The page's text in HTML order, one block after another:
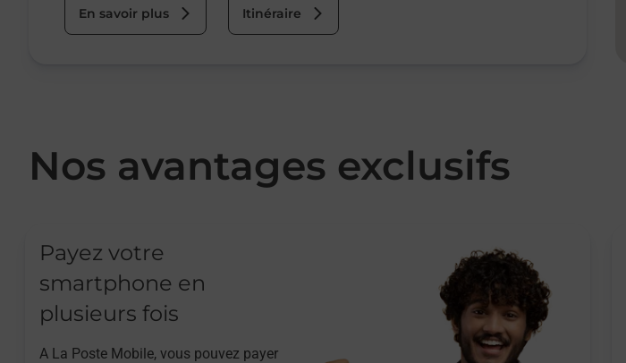
En savoir plus Itinéraire
Nos avantages exclusifs
Payez votre
smartphone en
plusieurs fois
A La Poste Mobile, vous pouvez payer